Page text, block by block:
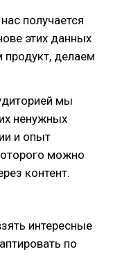
получается
этих данных
делаем
мы
ненужных
и опыт
можно
контент.
интересные
по